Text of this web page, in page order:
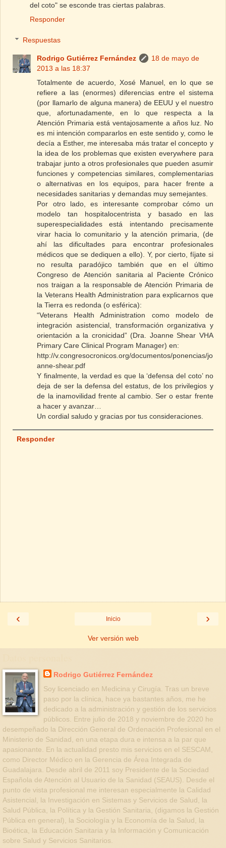
del coto" se esconde tras ciertas palabras.
Responder
Respuestas
Rodrigo Gutiérrez Fernández
18 de mayo de
2013 a las 18:37
Totalmente de acuerdo, Xosé Manuel, en lo que se
refiere a las (enormes) diferencias entre el sistema
(por llamarlo de alguna manera) de EEUU y el nuestro
que, afortunadamente, en lo que respecta a la
Atención Primaria está ventajosamente a años luz. No
es mi intención compararlos en este sentido y, como le
decía a Esther, me interesaba más tratar el concepto y
la idea de los problemas que existen everywhere para
trabajar junto a otros profesionales que pueden asumir
funciones y competencias similares, complementarias
o alternativas en los equipos, para hacer frente a
necesidades sanitarias y demandas muy semejantes.
Por otro lado, es interesante comprobar cómo un
modelo tan hospitalocentrista y basado en las
superespecialidades está intentando precisamente
virar hacia lo comunitario y la atención primaria, (de
ahí las dificultades para encontrar profesionales
médicos que se dediquen a ello). Y, por cierto, fíjate si
no resulta paradójico también que en el último
Congreso de Atención sanitaria al Paciente Crónico
nos traigan a la responsable de Atención Primaria de
la Veterans Health Administration para explicarnos que
la Tierra es redonda (o esférica):
“Veterans Health Administration como modelo de
integración asistencial, transformación organizativa y
orientación a la cronicidad” (Dra. Joanne Shear VHA
Primary Care Clinical Program Manager) en:
http://v.congresocronicos.org/documentos/ponencias/jo
anne-shear.pdf
Y finalmente, la verdad es que la ‘defensa del coto’ no
deja de ser la defensa del estatus, de los privilegios y
de la inamovilidad frente al cambio. Ser o estar frente
a hacer y avanzar…
Un cordial saludo y gracias por tus consideraciones.
Responder
‹ ›
Inicio
Ver versión web
Rodrigo Gutiérrez Fernández
Soy licenciado en Medicina y Cirugía. Tras un breve
paso por la clínica, hace ya bastantes años, me he
dedicado a la administración y gestión de los servicios
públicos. Entre julio de 2018 y noviembre de 2020 he
desempeñado la Dirección General de Ordenación Profesional en el
Ministerio de Sanidad, en una etapa dura e intensa a la par que
apasionante. En la actualidad presto mis servicios en el SESCAM,
como Director Médico en la Gerencia de Área Integrada de
Guadalajara. Desde abril de 2011 soy Presidente de la Sociedad
Española de Atención al Usuario de la Sanidad (SEAUS). Desde el
punto de vista profesional me interesan especialmente la Calidad
Asistencial, la Investigación en Sistemas y Servicios de Salud, la
Salud Pública, la Política y la Gestión Sanitaria, (digamos la Gestión
Pública en general), la Sociología y la Economía de la Salud, la
Bioética, la Educación Sanitaria y la Información y Comunicación
sobre Salud y Servicios Sanitarios.